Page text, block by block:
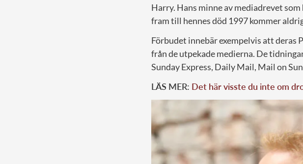
Harry. Hans minne av mediadrevet
fram till hennes död 1997 kommer
Förbudet innebär exempelvis att deras
från de utpekade medierna. De
Sunday Express, Daily Mail, Mail on
LÄS MER: Det här visste du inte om